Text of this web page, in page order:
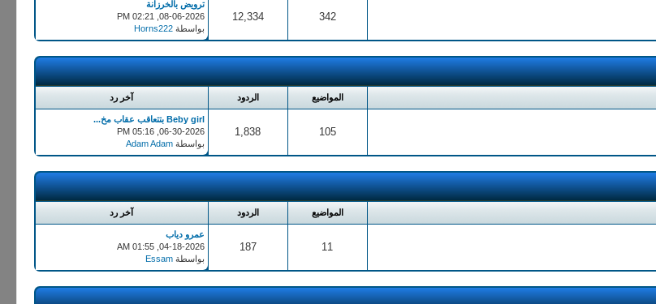
342
12,334
ترويض بالخرزانة
08-06-2026, 02:21 PM
بواسطةHorns222
المواضيع الردود آخر رد
105
1,838
Beby girl بتتعاقب عقاب مخ...
06-30-2026, 05:16 PM
بواسطةAdam Adam
المواضيع الردود آخر رد
11
187
عمرو دياب
04-18-2026, 01:55 AM
بواسطةEssam